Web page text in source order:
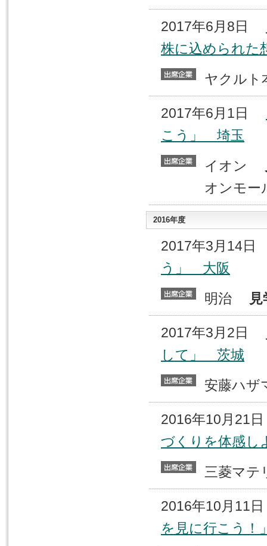
2017年6月8日
株に込められ
ヤクル
2017年6月1日
こう」 埼玉
イオン
オンモー
2016年度
2017年3月14
う」 大阪
明治
2017年3月2日
して」 茨城
安藤ハ
2016年10月
づくりを体感
三菱マ
2016年10月
を見に行こう